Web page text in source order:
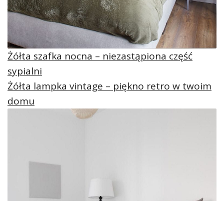
Żółta szafka nocna – niezastąpiona część
sypialni
Żółta lampka vintage – piękno retro w twoim
domu